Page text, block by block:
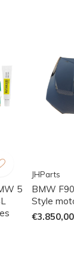
5
JHParts
BMW
Style
€3.850,00